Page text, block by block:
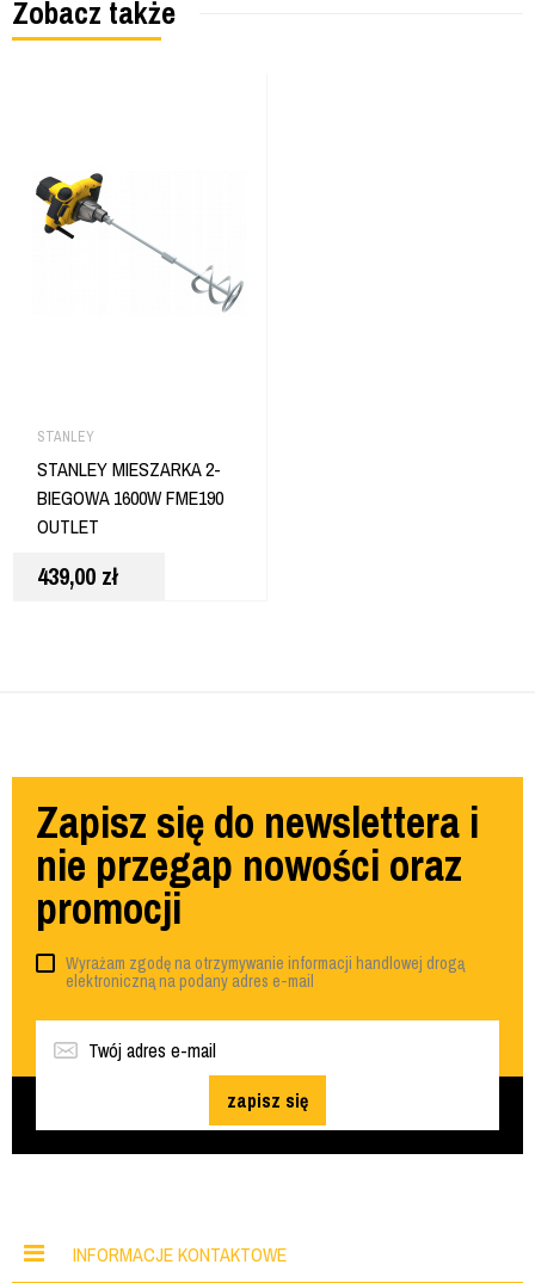
Zobacz także
STANLEY
STANLEY MIESZARKA 2-
BIEGOWA 1600W FME190
OUTLET
439,00 zł
Zapisz się do newslettera i
nie przegap nowości oraz
promocji
Wyrażam zgodę na otrzymywanie informacji handlowej drogą
elektroniczną na podany adres e-mail
zapisz się
INFORMACJE KONTAKTOWE